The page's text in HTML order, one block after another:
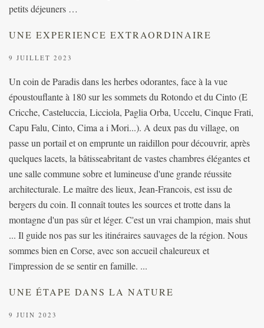
petits déjeuners …
UNE EXPERIENCE EXTRAORDINAIRE
9 JUILLET 2023
Un coin de Paradis dans les herbes odorantes, face à la vue
époustouflante à 180 sur les sommets du Rotondo et du Cinto (E
Cricche, Casteluccia, Licciola, Paglia Orba, Uccelu, Cinque Frati,
Capu Falu, Cinto, Cima a i Mori...). A deux pas du village, on
passe un portail et on emprunte un raidillon pour découvrir, après
quelques lacets, la bâtisseabritant de vastes chambres élégantes et
une salle commune sobre et lumineuse d'une grande réussite
architecturale. Le maître des lieux, Jean-Francois, est issu de
bergers du coin. Il connaît toutes les sources et trotte dans la
montagne d'un pas sûr et léger. C'est un vrai champion, mais shut
... Il guide nos pas sur les itinéraires sauvages de la région. Nous
sommes bien en Corse, avec son accueil chaleureux et
l'impression de se sentir en famille. ...
UNE ÉTAPE DANS LA NATURE
9 JUIN 2023